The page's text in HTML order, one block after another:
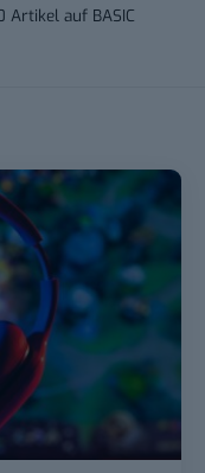
Artikel auf BASIC